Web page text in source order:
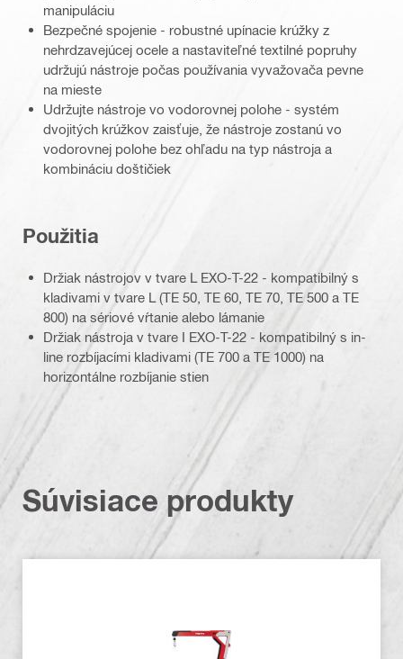
manipuláciu
Bezpečné spojenie - robustné upínacie krúžky z
nehrdzavejúcej ocele a nastaviteľné textilné popruhy
udržujú nástroje počas používania vyvažovača pevne
na mieste
Udržujte nástroje vo vodorovnej polohe - systém
dvojitých krúžkov zaisťuje, že nástroje zostanú vo
vodorovnej polohe bez ohľadu na typ nástroja a
kombináciu doštičiek
Použitia
Držiak nástrojov v tvare L EXO-T-22 - kompatibilný s
kladivami v tvare L (TE 50, TE 60, TE 70, TE 500 a TE
800) na sériové vŕtanie alebo lámanie
Držiak nástroja v tvare I EXO-T-22 - kompatibilný s in-
line rozbíjacími kladivami (TE 700 a TE 1000) na
horizontálne rozbíjanie stien
Súvisiace produkty